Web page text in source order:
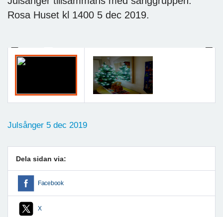
Rosa Huset kl 1400 5 dec 2019.
Previous
Julsånger 5 dec 2019
Dela sidan via:
Facebook
X